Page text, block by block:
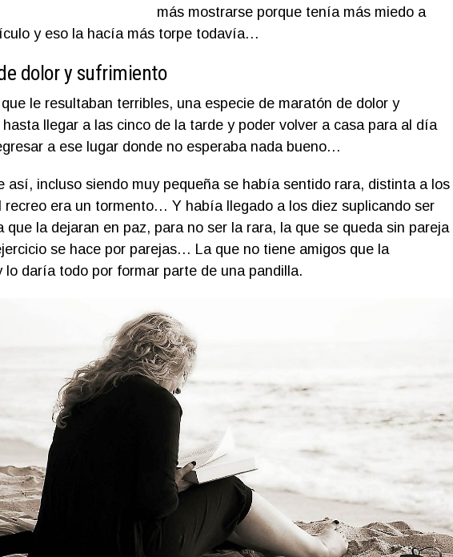
más mostrarse porque tenía más miedo a
y eso la hacía más torpe todavía…
dolor y sufrimiento
le resultaban terribles, una especie de maratón de dolor y
llegar a las cinco de la tarde y poder volver a casa para al día
a ese lugar donde no esperaba nada bueno…
así, incluso siendo muy pequeña se había sentido rara, distinta a los
era un tormento… Y había llegado a los diez suplicando ser
que la dejaran en paz, para no ser la rara, la que se queda sin pareja
se hace por parejas… La que no tiene amigos que la
lo daría todo por formar parte de una pandilla.